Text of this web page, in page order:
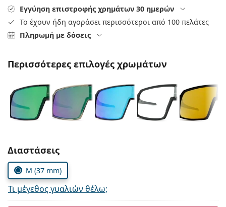
Persol
Prada
Εγγύηση επιστροφής χρημάτων 30 ημερών
Το έχουν ήδη αγοράσει περισσότεροι από 100 πελάτες
Πληρωμή με δόσεις
Περισσότερες επιλογές χρωμάτων
Συμπληρώστε τις παράμετρους
Διαστάσεις
M (37 mm)
Τι μέγεθος γυαλιών θέλω;